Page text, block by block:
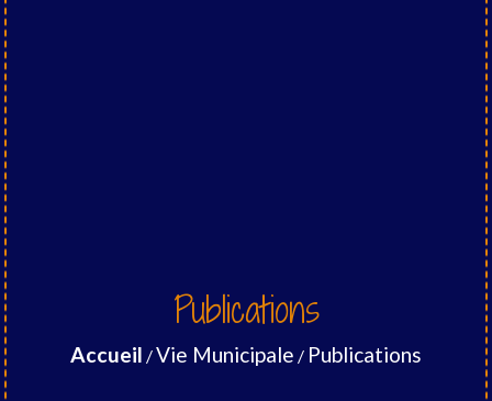
Publications
Accueil /Vie Municipale / Publications